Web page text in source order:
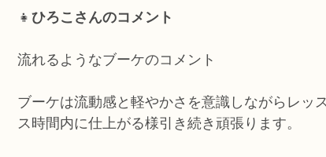
👧 ひろこさんのコメント
流れるようなブーケのコメント
ブーケは流動感と軽やかさを意識しながらレッ
ス時間内に仕上がる様引き続き頑張ります。